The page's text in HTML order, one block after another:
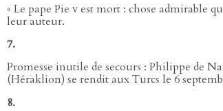
« Le pape Pie vest mort : chose admirable
leur auteur.
7.
Promesse inutile de secours : Philippe de
(Héraklion) se rendit aux Turcs le 6
8.